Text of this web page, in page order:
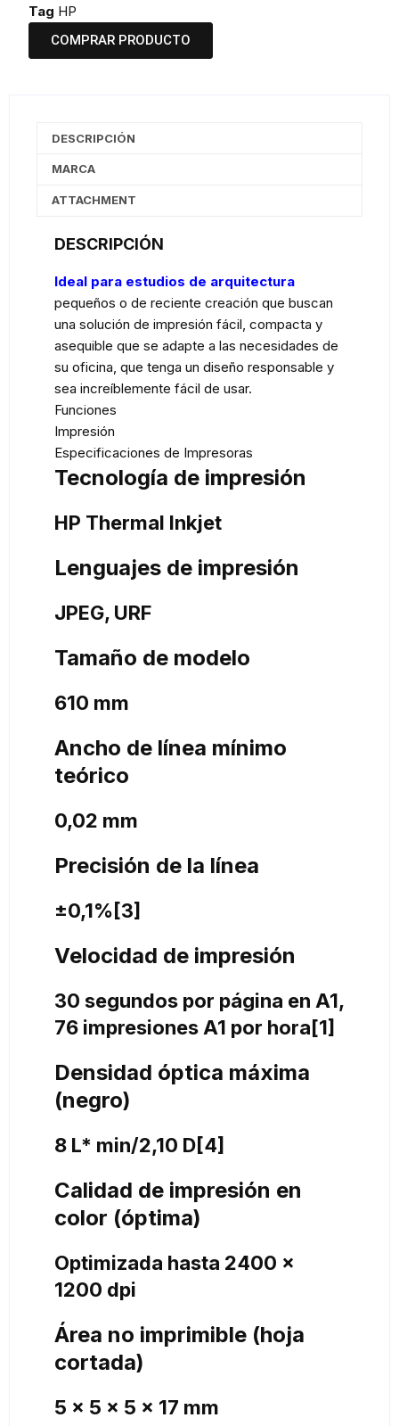
Tag HP
COMPRAR PRODUCTO
DESCRIPCIÓN
MARCA
ATTACHMENT
DESCRIPCIÓN
Ideal para estudios de arquitectura
pequeños o de reciente creación que buscan
una solución de impresión fácil, compacta y
asequible que se adapte a las necesidades de
su oficina, que tenga un diseño responsable y
sea increíblemente fácil de usar.
Funciones
Impresión
Especificaciones de Impresoras
Tecnología de impresión
HP Thermal Inkjet
Lenguajes de impresión
JPEG, URF
Tamaño de modelo
610 mm
Ancho de línea mínimo
teórico
0,02 mm
Precisión de la línea
±0,1%[3]
Velocidad de impresión
30 segundos por página en A1,
76 impresiones A1 por hora[1]
Densidad óptica máxima
(negro)
8 L* min/2,10 D[4]
Calidad de impresión en
color (óptima)
Optimizada hasta 2400 x
1200 dpi
Área no imprimible (hoja
cortada)
5 x 5 x 5 x 17 mm